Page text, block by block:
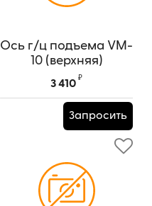
Ось г/ц подъема VM-
10 (верхняя)
YPM_E10011
3 410
₽
Запросить